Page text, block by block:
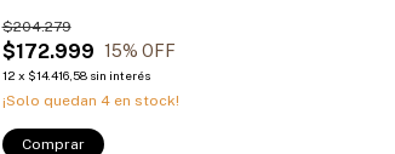
$172.999
$204.279
15% OFF
12 x $14.416,58 sin interés
¡Solo quedan 4en stock!
Comprar